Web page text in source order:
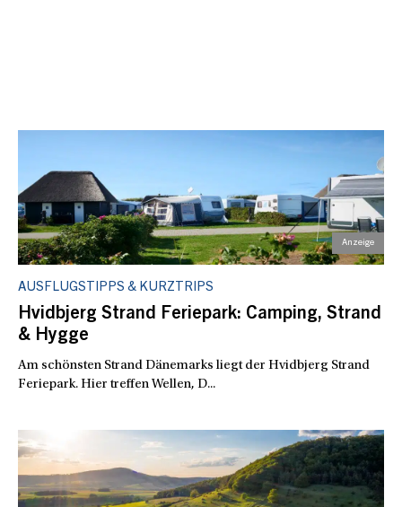
AUSFLUGSTIPPS & KURZTRIPS
Hvidbjerg Strand Feriepark: Camping, Strand
& Hygge
Am schönsten Strand Dänemarks liegt der Hvidbjerg Strand
Feriepark. Hier treffen Wellen, D...